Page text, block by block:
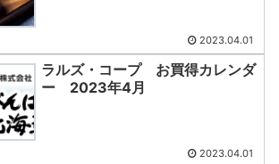
2023.04.01
ラルズ・コープ お買得カレンダ
ー 2023年4月
2023.04.01